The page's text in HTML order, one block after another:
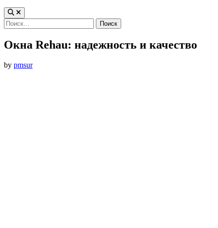
Найти:
Окна Rehau: надежность и качество
by pmsur